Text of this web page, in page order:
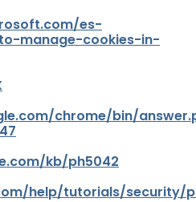
es-
manage-cookies-in-
chrome/bin/
kb/ph5042
help/tutorials/security/